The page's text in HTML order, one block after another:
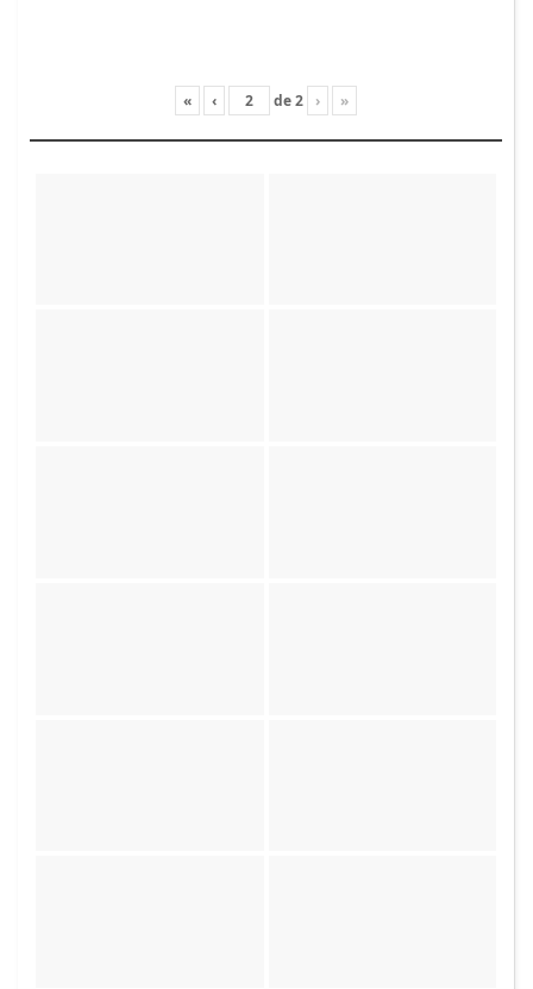
« ‹ de2 › »